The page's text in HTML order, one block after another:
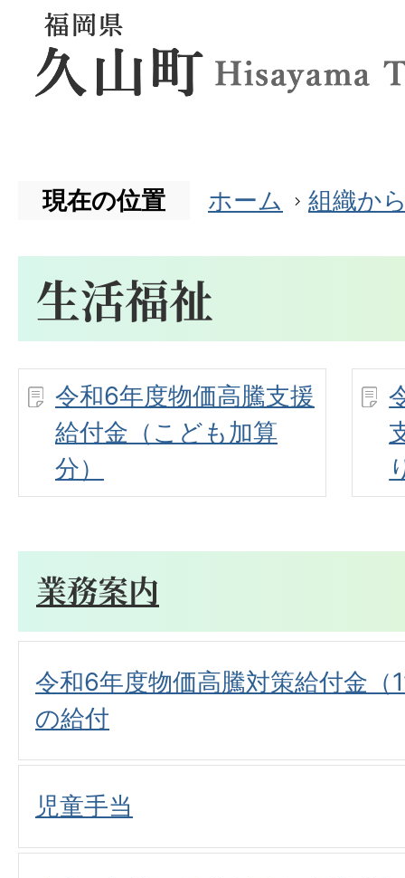
現在の位置 ホーム 組織か
生活福祉
令和6年度物価高騰支援
給付金（こども加算
分）
業務案内
令和6年度物価高騰対策給付金（
の給付
児童手当